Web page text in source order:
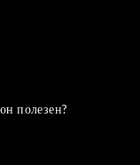
полезен?